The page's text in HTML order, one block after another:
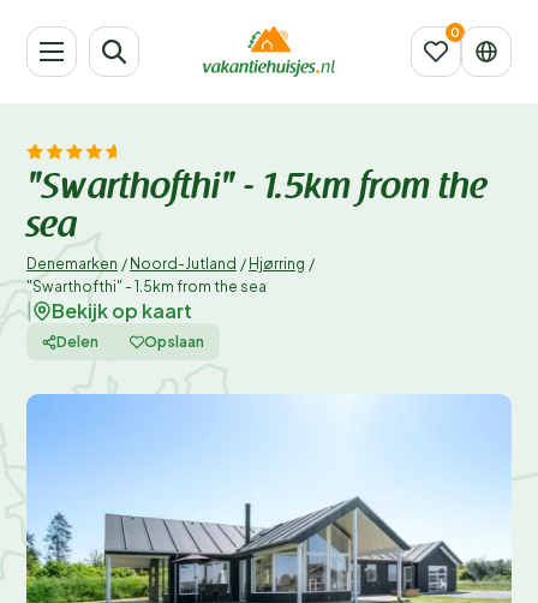
"Swarthofthi" - 1.5km from the
sea
Denemarken / Noord-Jutland / Hjørring /
"Swarthofthi" - 1.5km from the sea
Bekijk op kaart
Delen Opslaan